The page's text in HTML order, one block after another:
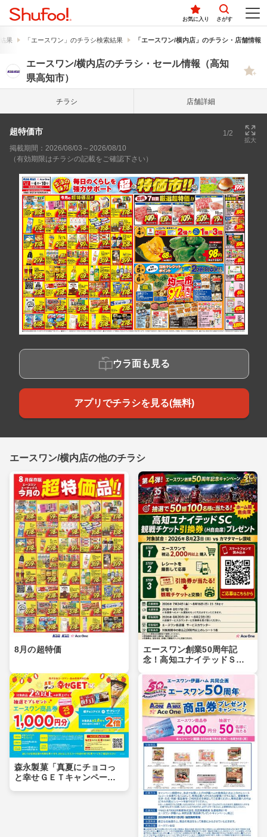
お気に入り さがす
果 「エースワン」のチラシ検索結果 「エースワン/横内店」のチラシ・店舗情報
エースワン/横内店のチラシ・セール情報（高知
県高知市）
チラシ 店舗詳細
超特価市 1/2
拡大
掲載期間：2026/08/03～2026/08/10
（有効期限はチラシの記載をご確認下さい）
ウラ面も見る
アプリでチラシを見る(無料)
エースワン/横内店の他のチラシ
8月の超特価
エースワン創業50周年記
念！高知ユナイテッドＳＣ
由席）引換券が当たるキャ
ンペーン実施中！
森永製菓「真夏にチョコっ
と幸せＧＥＴキャンペー